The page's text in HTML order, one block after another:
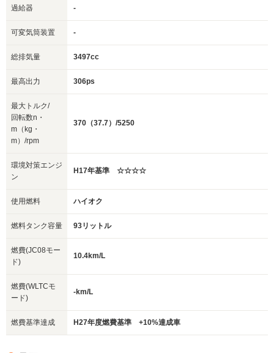
過給器 -
可変気筒装置 -
総排気量 3497cc
最高出力 306ps
最大トルク/
回転数n・
m（kg・
m）/rpm
370（37.7）/5250
環境対策エンジ
ン
H17年基準 ☆☆☆☆
使用燃料 ハイオク
燃料タンク容量 93リットル
燃費(JC08モー
ド)
10.4km/L
燃費(WLTCモ
ード)
-km/L
燃費基準達成 H27年度燃費基準 +10%達成車